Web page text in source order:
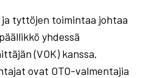
ja tyttöjen toimintaa johtaa
yhdessä
(VOK) kanssa.
ovat OTO-valmentajia